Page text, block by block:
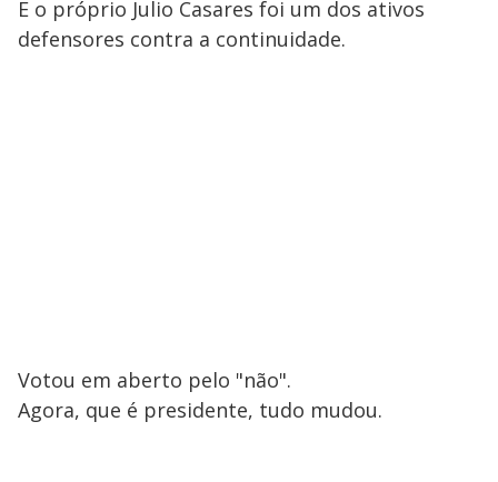
E o próprio Julio Casares foi um dos ativos
defensores contra a continuidade.
Votou em aberto pelo "não".
Agora, que é presidente, tudo mudou.